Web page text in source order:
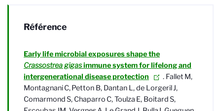
Référence
Early life microbial exposures shape the
Crassostrea gigasimmune system for lifelong and
intergenerational disease protection
. Fallet M,
MontagnaniC,Petton B, Dantan L, de LorgerilJ,
ComarmondS, Chaparro C, Toulza E, BoitardS,